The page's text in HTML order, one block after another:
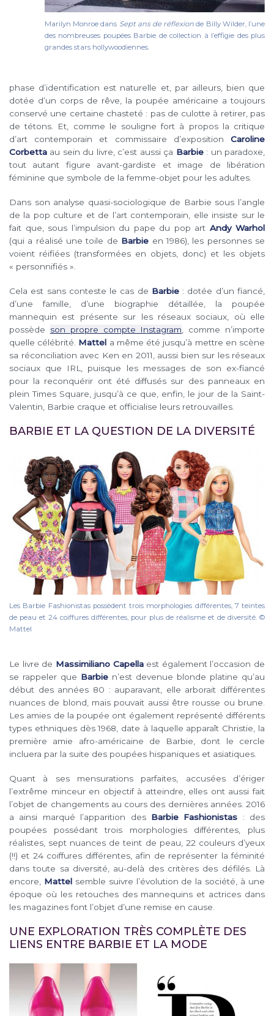
Marilyn Monroe dans Sept ans de réflexion de Billy Wilder, l’une
des nombreuses poupées Barbie de collection à l’effigie des plus
grandes stars hollywoodiennes.
phase d’identification est naturelle et, par ailleurs, bien que
dotée d’un corps de rêve, la poupée américaine a toujours
conservé une certaine chasteté : pas de culotte à retirer, pas
de tétons. Et, comme le souligne fort à propos la critique
d’art contemporain et commissaire d’exposition Caroline
Corbetta au sein du livre, c’est aussi ça Barbie: un paradoxe,
tout autant figure avant-gardiste et image de libération
féminine que symbole de la femme-objet pour les adultes.
Dans son analyse quasi-sociologique de Barbie sous l’angle
de la pop culture et de l’art contemporain, elle insiste sur le
fait que, sous l’impulsion du pape du pop art Andy Warhol
(qui a réalisé une toile de Barbie en 1986), les personnes se
voient réifiées (transformées en objets, donc) et les objets
« personnifiés ».
Cela est sans conteste le cas de Barbie: dotée d’un fiancé,
d’une famille, d’une biographie détaillée, la poupée
mannequin est présente sur les réseaux sociaux, où elle
possède son propre compte Instagram, comme n’importe
quelle célébrité. Mattel a même été jusqu’à mettre en scène
sa réconciliation avec Ken en 2011, aussi bien sur les réseaux
sociaux que IRL, puisque les messages de son ex-fiancé
pour la reconquérir ont été diffusés sur des panneaux en
plein Times Square, jusqu’à ce que, enfin, le jour de la Saint-
Valentin, Barbie craque et officialise leurs retrouvailles.
BARBIE ET LA QUESTION DE LA DIVERSITÉ
Les Barbie Fashionistas possèdent trois morphologies différentes, 7 teintes
de peau et 24 coiffures différentes, pour plus de réalisme et de diversité. ©
Mattel
Le livre de Massimiliano Capellaest également l’occasion de
se rappeler que Barbie n’est devenue blonde platine qu’au
début des années 80 : auparavant, elle arborait différentes
nuances de blond, mais pouvait aussi être rousse ou brune.
Les amies de la poupée ont également représenté différents
types ethniques dès 1968, date à laquelle apparaît Christie, la
première amie afro-américaine de Barbie, dont le cercle
incluera par la suite des poupées hispaniques et asiatiques.
Quant à ses mensurations parfaites, accusées d’ériger
l’extrême minceur en objectif à atteindre, elles ont aussi fait
l’objet de changements au cours des dernières années. 2016
a ainsi marqué l’apparition des Barbie Fashionistas : des
poupées possédant trois morphologies différentes, plus
réalistes, sept nuances de teint de peau, 22 couleurs d’yeux
(!!) et 24 coiffures différentes, afin de représenter la féminité
dans toute sa diversité, au-delà des critères des défilés. Là
encore, Mattelsemble suivre l’évolution de la société, à une
époque où les retouches des mannequins et actrices dans
les magazines font l’objet d’une remise en cause.
UNE EXPLORATION TRÈS COMPLÈTE DES
LIENS ENTRE BARBIE ET LA MODE